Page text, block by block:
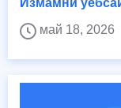
Измамни
май 18, 2026